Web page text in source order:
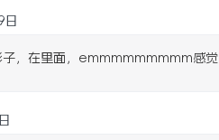
日
子，在里面，emmmmmmmmm感觉